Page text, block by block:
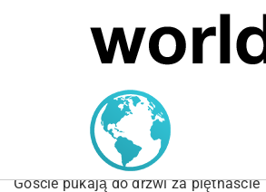
MARIUSZ ŁAMAGA 05.10.2025
Przepis na szybkie pączki
serowe – Puszyste i
gotowe w 15 minut!
Goście pukają do drzwi za piętnaście